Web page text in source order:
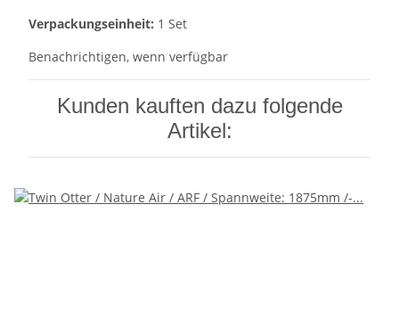
Verpackungseinheit: 1 Set
Benachrichtigen, wenn verfügbar
Kunden kauften dazu folgende
Artikel: